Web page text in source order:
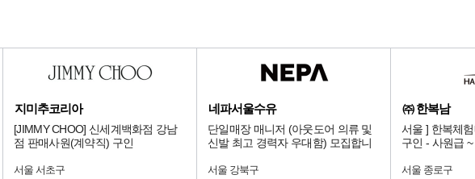
지미추코리아
[JIMMY CHOO] 신세계백화점 강남
점 판매사원(계약직) 구인
서울 서초구
네파서울수유
단일매장 매니저 (아웃도어 의류 및
신발 최고 경력자 우대함) 모집합니
서울 강북구
㈜ 한복남
서울 ] 한복체
구인 - 사원급
서울 종로구